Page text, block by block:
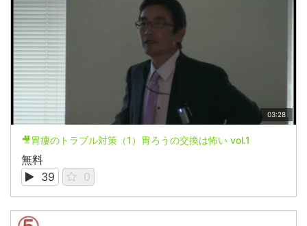
03:28
🎥胃瘻のトラブル対策（1）胃ろうの交換は怖い vol.1
無料
39
0